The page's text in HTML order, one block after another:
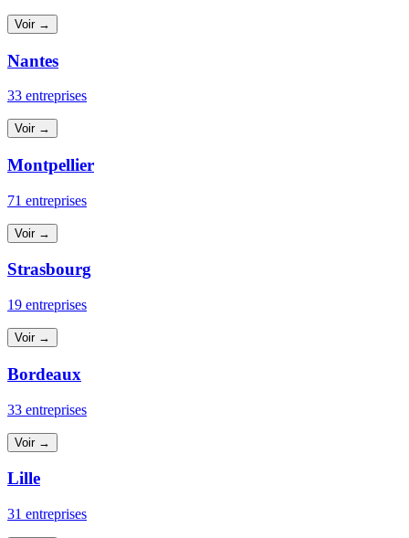
Voir →
Nantes
33 entreprises
Voir →
Montpellier
71 entreprises
Voir →
Strasbourg
19 entreprises
Voir →
Bordeaux
33 entreprises
Voir →
Lille
31 entreprises